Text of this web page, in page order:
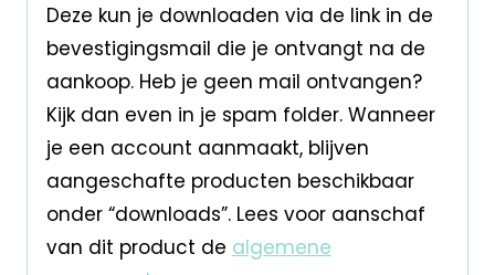
Deze kun je downloaden via de link in de
bevestigingsmail die je ontvangt na de
aankoop. Heb je geen mail ontvangen?
Kijk dan even in je spam folder. Wanneer
je een account aanmaakt, blijven
aangeschafte producten beschikbaar
onder “downloads”. Lees voor aanschaf
van dit product de algemene